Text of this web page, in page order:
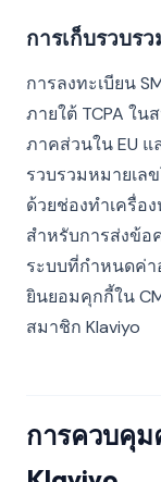
การเก็บรวบรว
การลงทะเบียน
ภายใต้ TCPA ใน
ภาคส่วนใน EU แ
รวบรวมหมายเ
ด้วยช่องทำเครื่อ
สำหรับการส่งข้อ
ระบบที่กำหนดค่า
ยินยอมคุกกี้ใน
สมาชิก Klaviyo
การควบคุม